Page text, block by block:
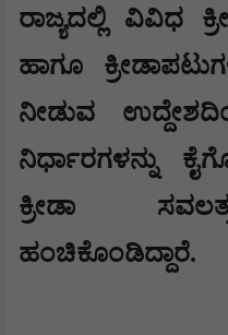
​ರಾಜ್ಯದಲ್ಲಿ ವಿವಿಧ
ಹಾಗೂ
ನೀಡುವ
ನಿರ್ಧಾರಗಳನ್ನು
ಕ್ರೀಡಾ
ಹಂಚಿಕೊಂಡಿದ್ದಾರೆ.